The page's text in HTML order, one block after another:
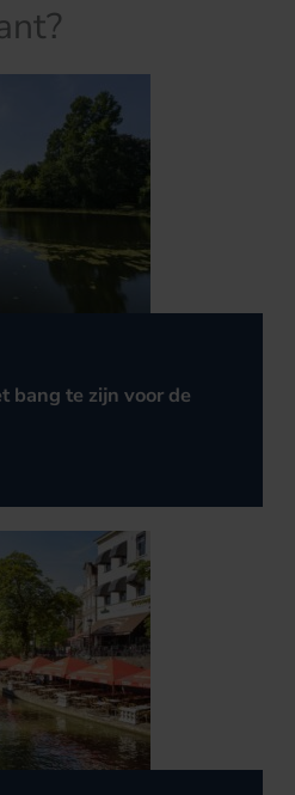
bang te zijn voor de